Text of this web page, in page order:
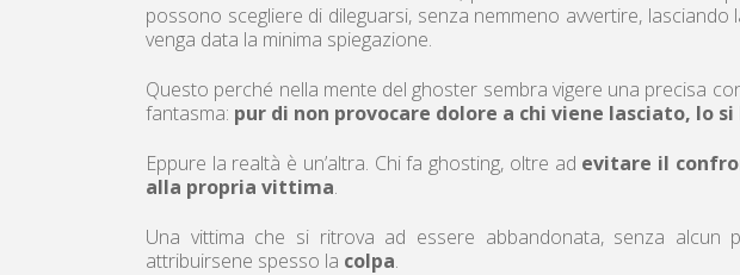
possono scegliere di dileguarsi, senza nemmeno avvertire,
venga data la minima spiegazione.
Questo perché nella mente del ghoster sembra vigere una precisa
fantasma: pur di non provocare dolore a chi viene lasciato, lo
Eppure la realtà è un’altra. Chi fa ghosting, oltre ad evitare il
alla propria vittima.
Una vittima che si ritrova ad essere abbandonata, senza
attribuirsene spesso la colpa.